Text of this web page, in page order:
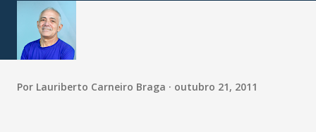
Por Lauriberto Carneiro Braga outubro 21, 2011